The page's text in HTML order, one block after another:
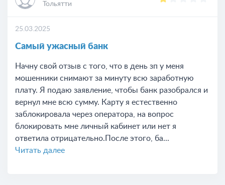
Тольятти
25.03.2025
Самый ужасный банк
Начну свой отзыв с того, что в день зп у меня
мошенники снимают за минуту всю заработную
плату. Я подаю заявление, чтобы банк разобрался и
вернул мне всю сумму. Карту я естественно
заблокировала через оператора, на вопрос
блокировать мне личный кабинет или нет я
ответила отрицательно.После этого, ба...
Читать далее